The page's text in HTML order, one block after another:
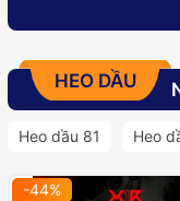
HEO DẦU
Heo dầu 81 Heo
-44%